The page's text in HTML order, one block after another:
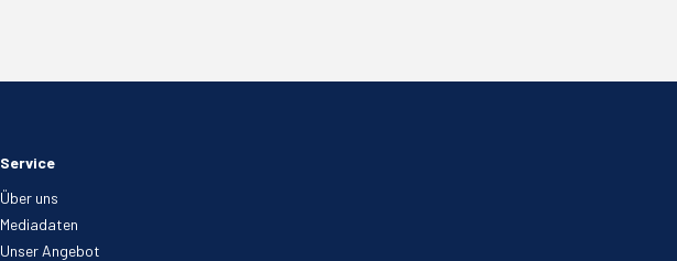
Service
Über uns
Mediadaten
Unser Angebot